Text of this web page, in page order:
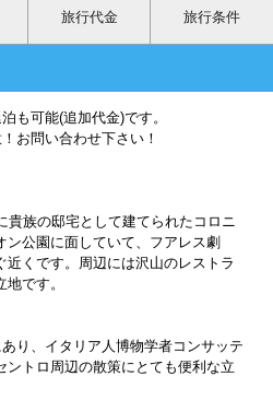
旅行代金 旅行条件
も可能(追加代金)です。
お問い合わせ下さい！
貴族の邸宅として建てられたコロニ
公園に面していて、フアレス劇
くです。周辺には沢山のレストラ
です。
り、イタリア人博物学者コンサッテ
ントロ周辺の散策にとても便利な立